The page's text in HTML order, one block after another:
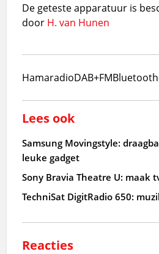
De geteste apparatuur is
door H. van Hunen
HamaradioDAB+FMBluetooth
Lees ook
Samsung Movingstyle:
leuke gadget
Sony Bravia Theatre U: maak
TechniSat DigitRadio 650:
Reacties